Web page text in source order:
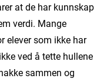
at de har kunnskap
verdi. Mange
elever som ikke har
ved å tette hullene
sammen og